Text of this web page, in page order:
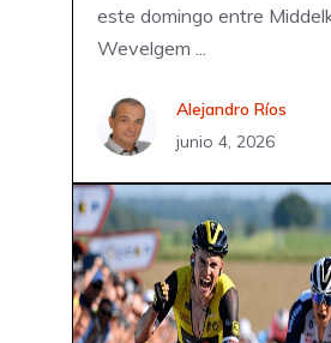
este domingo entre
Wevelgem ...
Alejandro Ríos
junio 4, 2026